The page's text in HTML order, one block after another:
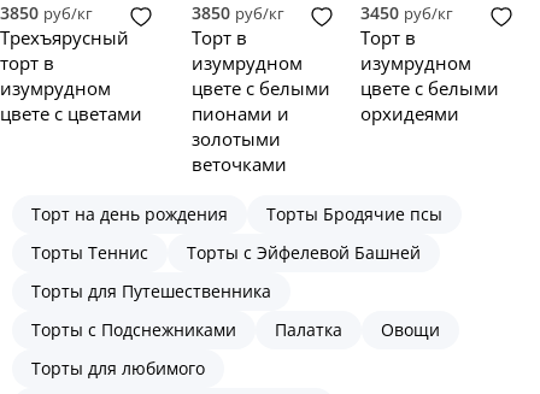
3850 руб/кг
Трехъярусный
торт в
изумрудном
цвете с цветами
3850 руб/кг
Торт в
изумрудном
цвете с белыми
пионами и
золотыми
веточками
3450 руб/кг
Торт в
изумрудном
цвете с белыми
орхидеями
Торт на день рождения
Торты Бродячие псы
Торты Теннис
Торты с Эйфелевой Башней
Торты для Путешественника
Торты с Подснежниками
Палатка
Овощи
Торты для любимого